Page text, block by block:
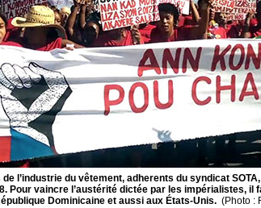
l’industrie du vêtement, adherents du syndicat
Pour vaincre l’austérité dictée par les impérialistes, il
Dominicaine et aussi aux États-Unis. (Photo: